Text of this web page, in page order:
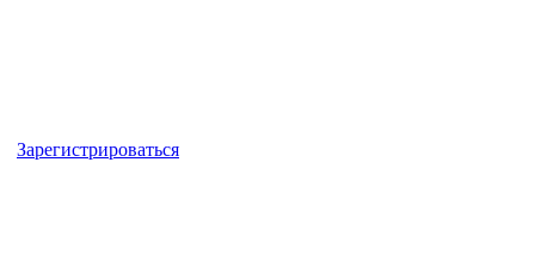
Зарегистрироваться